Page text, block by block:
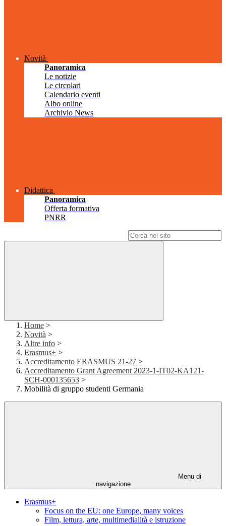
Novità
Panoramica
Le notizie
Le circolari
Calendario eventi
Albo online
Archivio News
Didattica
Panoramica
Offerta formativa
PNRR
Home >
Novità >
Altre info >
Erasmus+ >
Accreditamento ERASMUS 21-27 >
Accreditamento Grant Agreement 2023-1-IT02-KA121-
SCH-000135653 >
Mobilità di gruppo studenti Germania
Menu di
navigazione
Erasmus+
Focus on the EU: one Europe, many voices
Film, lettura, arte, multimedialità e istruzione